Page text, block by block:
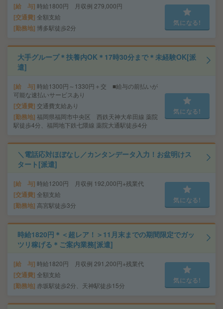
給 与 時給1800円 月収例 279,000円
交通費 全額支給
勤務地 博多駅徒歩2分
気になる!
大手グループ＊扶養内OK＊17時30分まで＊未経験OK[派
遣]
給 与 時給1300円～1330円＋交 ■給与の前払いが
可能な速払いサービスあり
交通費 交通費支給あり
勤務地 福岡県福岡市中央区 西鉄天神大牟田線 薬院
駅徒歩4分、福岡地下鉄七隈線 薬院大通駅徒歩4分
気になる!
＼電話応対ほぼなし／カンタンデータ入力！お盆明けス
タート[派遣]
給 与 時給1200円 月収例 192,000円+残業代
交通費 全額支給
勤務地 高宮駅徒歩3分
気になる!
時給1820円＊＜超レア！＞11月末までの期間限定でガッ
ツリ稼げる＊ご案内業務[派遣]
給 与 時給1820円 月収例 291,200円+残業代
交通費 全額支給
勤務地 赤坂駅徒歩2分、天神駅徒歩15分
気になる!